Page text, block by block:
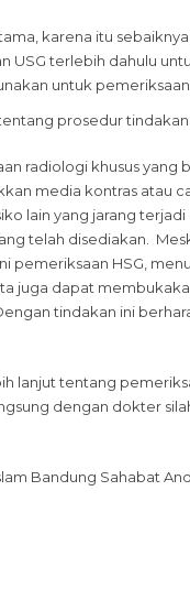
karena itu
USG terlebih dahulu
untuk
prosedur
radiologi khusus
media kontras
lain yang jarang
telah disediakan.
HSG,
juga dapat
tindakan ini
tentang
dengan dokter
Bandung Sahabat